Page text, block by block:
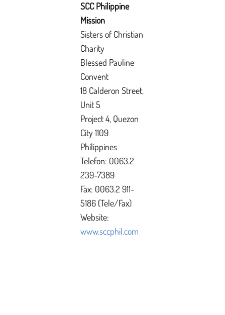
SCC Philippine
Mission
Sisters of Christian
Charity
Blessed Pauline
Convent
18 Calderon Street,
Unit 5
Project 4, Quezon
City 1109
Philippines
Telefon: 0063.2
239-7389
Fax: 0063.2 911-
5186 (Tele/Fax)
Website:
www.sccphil.com